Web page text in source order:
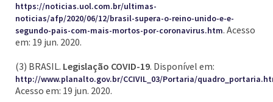
https://noticias.uol.com.br/ultimas-
noticias/afp/2020/06/12/brasil-supera-o-reino-unido-e-e-
segundo-pais-com-mais-mortos-por-coronavirus.htm. Acesso
em: 19 jun. 2020.
(3) BRASIL. Legislação COVID-19. Disponível em:
http://www.planalto.gov.br/CCIVIL_03/Portaria/
Acesso em: 19 jun. 2020.